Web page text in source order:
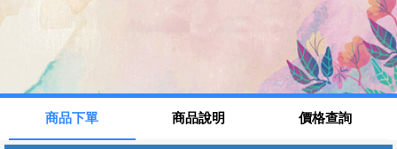
商品下單 商品說明 價格查詢